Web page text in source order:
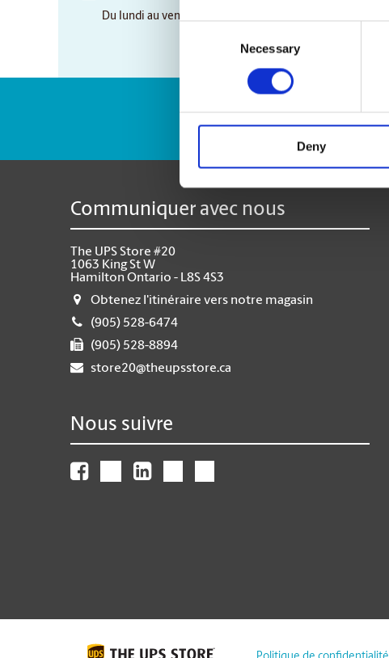
Necessary
Deny
Du lundi au vendredi
Numéro de suivi :
Communiquer avec nous
The UPS Store #20
1063 King St W
Hamilton Ontario - L8S 4S3
Obtenez l'itinéraire vers notre magasin
(905) 528-6474
(905) 528-8894
store20@theupsstore.ca
Nous suivre